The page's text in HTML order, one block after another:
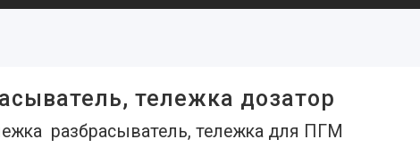
тележка дозатор
разбрасыватель, тележка для ПГМ